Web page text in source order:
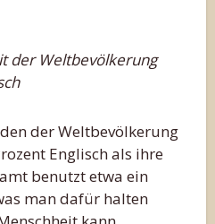
der Weltbevölkerung
der Weltbevölkerung
Englisch als ihre
benutzt etwa ein
man dafür halten